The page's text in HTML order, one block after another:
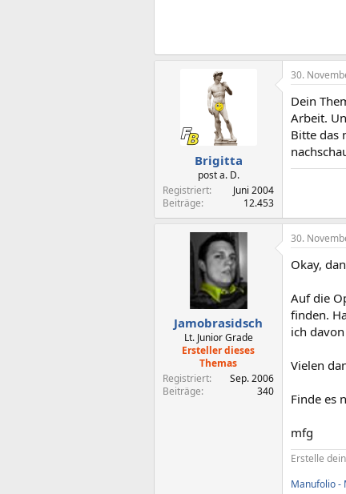
Brigitta
post a. D.
Registriert
Juni 2004
Beiträge
12.453
30.
Dein
Arbeit.
Bitte das
Jamobrasidsch
Lt. Junior Grade
Ersteller dieses
Themas
Registriert
Sep. 2006
Beiträge
340
30.
Okay,
Auf die
finden.
ich
Vielen
Finde es
mfg
Erstelle
Manufolio -